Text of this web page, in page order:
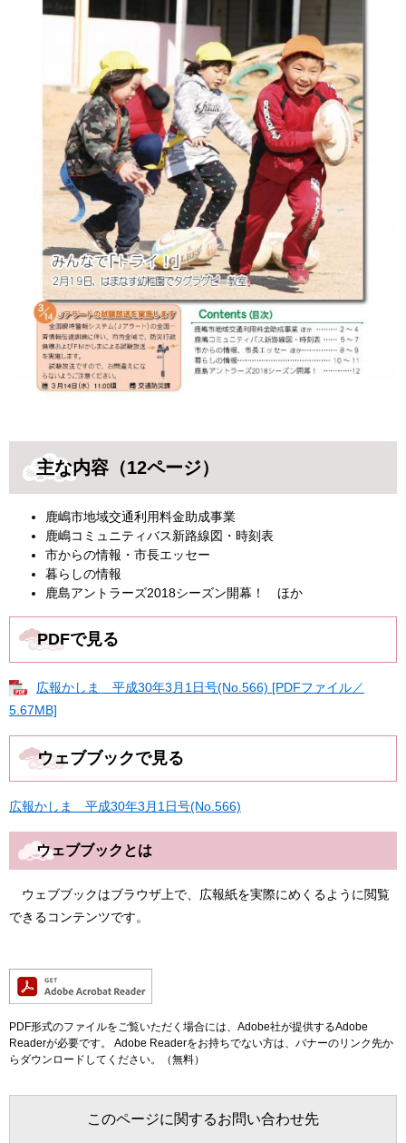
主な内容（12ページ）
鹿嶋市地域交通利用料金助成事業
鹿嶋コミュニティバス新路線図・時刻表
市からの情報・市長エッセー
暮らしの情報
鹿島アントラーズ2018シーズン開幕！ ほか
PDFで見る
広報かしま 平成30年3月1日号(No.566) [PDFファイル／
5.67MB]
ウェブブックで見る
広報かしま 平成30年3月1日号(No.566)
ウェブブックとは
ウェブブックはブラウザ上で、広報紙を実際にめくるように閲覧
できるコンテンツです。
PDF形式のファイルをご覧いただく場合には、Adobe社が提供するAdobe
Readerが必要です。
Adobe Readerをお持ちでない方は、バナーのリンク先か
らダウンロードしてください。（無料）
このページに関するお問い合わせ先